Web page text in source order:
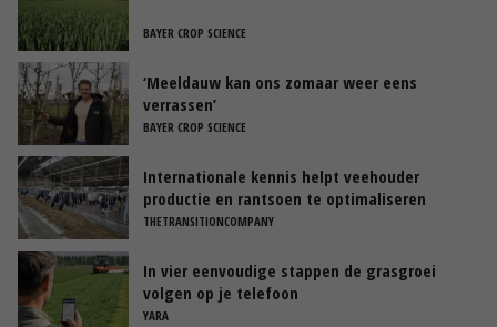
BAYER CROP SCIENCE
‘Meeldauw kan ons zomaar weer eens
verrassen’
BAYER CROP SCIENCE
Internationale kennis helpt veehouder
productie en rantsoen te optimaliseren
THETRANSITIONCOMPANY
In vier eenvoudige stappen de grasgroei
volgen op je telefoon
YARA